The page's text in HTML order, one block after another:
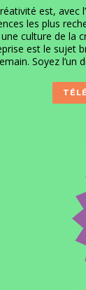
est, avec
les plus
une culture de la
est le sujet
Soyez l’un